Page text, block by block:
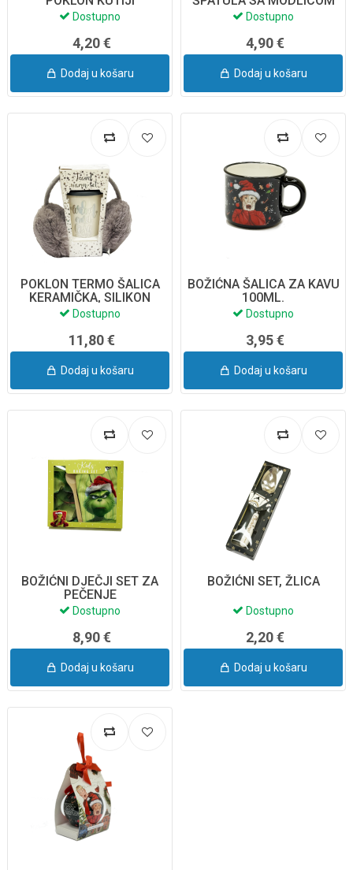
Dostupno
4,20 €
Dodaj u košaru
Dostupno
4,90 €
Dodaj u košaru
POKLON TERMO ŠALICA
KERAMIČKA, SILIKON
300ML. + NAUŠNJACI
Dostupno
11,80 €
Dodaj u košaru
BOŽIĆNA ŠALICA ZA KAVU
100ML.
Dostupno
3,95 €
Dodaj u košaru
BOŽIĆNI DJEČJI SET ZA
PEČENJE
Dostupno
8,90 €
Dodaj u košaru
BOŽIĆNI SET, ŽLICA
Dostupno
2,20 €
Dodaj u košaru